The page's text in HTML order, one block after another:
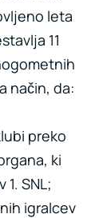
leta
11
način, da:
preko
ki
SNL;
igralcev